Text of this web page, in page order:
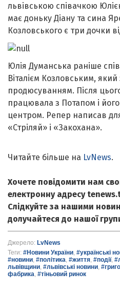
львівською співачкою
має доньку Діану та сина
Козловського є три дочки
Юлія Думанська раніше
Віталієм Козловським, який
продюсуванням. Після
працювала з Потапом і
центром. Репер написав для
«Стріляй» і «Закохана».
Читайте більше на LvNews.
Хочете повідомити нам
електронну адресу
Слідкуйте за нашими
долучайтеся до нашої
Джерело: LvNews
Теги: #Новини України, #українські
#новини, #політика, #життя, #події,
львівщини, #львівські новини,
фабрика, #тіньовий ринок